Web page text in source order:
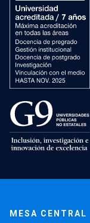
MESA CENTRAL